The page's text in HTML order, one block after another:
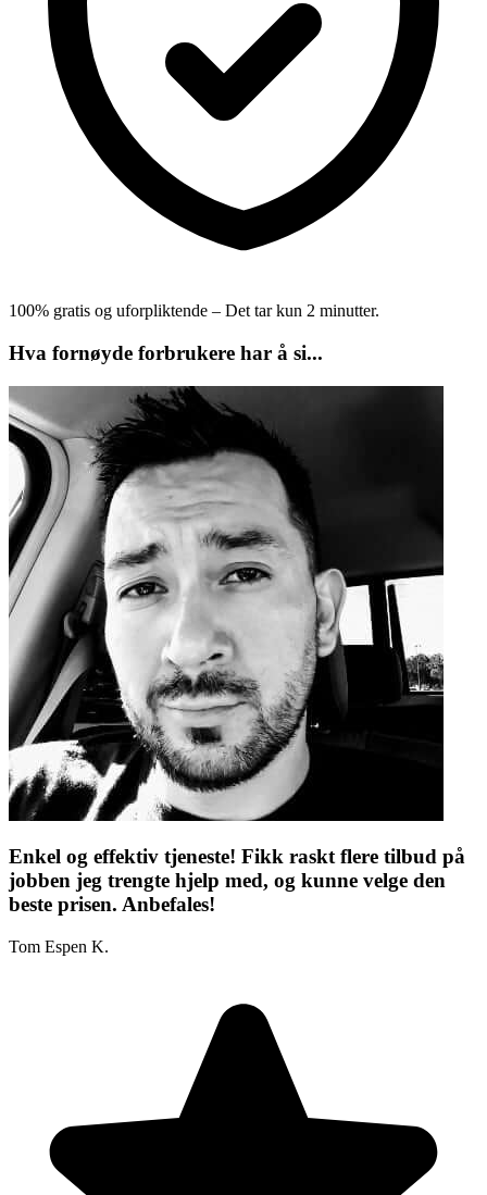
100% gratis og uforpliktende – Det tar kun 2 minutter.
Hva fornøyde forbrukere har å si...
Enkel og effektiv tjeneste! Fikk raskt flere tilbud på
jobben jeg trengte hjelp med, og kunne velge den
beste prisen. Anbefales!
Tom Espen K.